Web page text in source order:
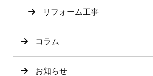
リフォーム工事
コラム
お知らせ